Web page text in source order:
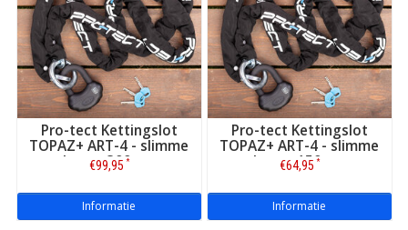
Pro-tect Kettingslot
TOPAZ+ ART-4 - slimme
loop - 300 cm
€99,95 *
Informatie
Pro-tect Kettingslot
TOPAZ+ ART-4 - slimme
loop - 150 cm
€64,95 *
Informatie